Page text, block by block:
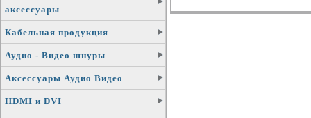
аксессуары
Кабельная продукция
Аудио - Видео шнуры
Аксессуары Аудио Видео
HDMI и DVI